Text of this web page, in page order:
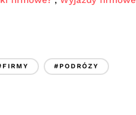
#PODRÓZY